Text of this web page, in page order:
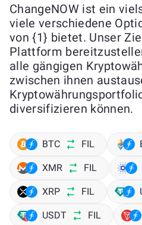
ChangeNOW ist ein
viele verschiedene
von {1} bietet. Unser
Plattform
alle gängigen
zwischen ihnen
diversifizieren können.
BTC FIL
XMR FIL
XRP FIL
USDT FIL